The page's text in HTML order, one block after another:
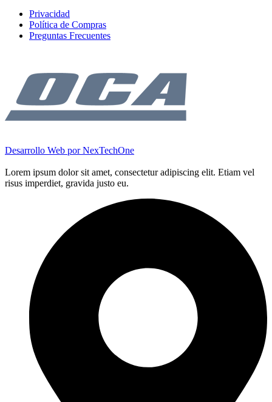
Privacidad
Política de Compras
Preguntas Frecuentes
Desarrollo Web porNexTechOne
Lorem ipsum dolor sit amet, consectetur adipiscing elit. Etiam vel
risus imperdiet, gravida justo eu.